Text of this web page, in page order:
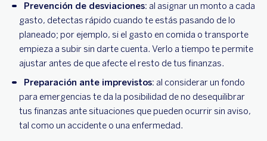
Prevención de desviaciones: al asignar un monto a cada
gasto, detectas rápido cuando te estás pasando de lo
planeado; por ejemplo, si el gasto en comida o transporte
empieza a subir sin darte cuenta. Verlo a tiempo te permite
ajustar antes de que afecte el resto de tus finanzas.
Preparación ante imprevistos: al considerar un fondo
para emergencias te da la posibilidad de no desequilibrar
tus finanzas ante situaciones que pueden ocurrir sin aviso,
tal como un accidente o una enfermedad.